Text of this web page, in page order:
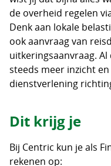
de overheid regelen
Denk aan lokale
ook aanvraag van
uitkeringsaanvraag.
steeds meer inzicht
dienstverlening
Dit krijg je
Bij Centric kun je als
rekenen op: